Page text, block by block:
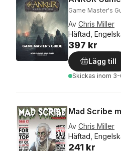
Game Master's
Av Chris Miller
Häftad,
397 kr
Lägg till
Skickas inom
Mad Scribe
Av Chris Miller
Häftad,
241 kr